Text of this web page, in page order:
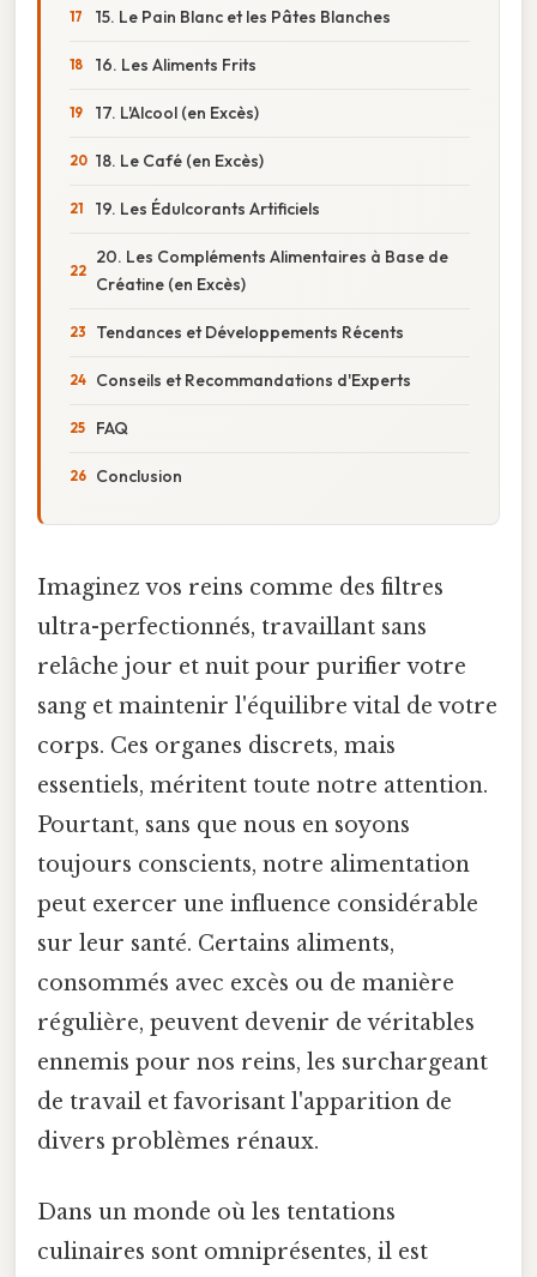
15. Le Pain Blanc et les Pâtes Blanches
16. Les Aliments Frits
17. L'Alcool (en Excès)
18. Le Café (en Excès)
19. Les Édulcorants Artificiels
20. Les Compléments Alimentaires à Base de
Créatine (en Excès)
Tendances et Développements Récents
Conseils et Recommandations d'Experts
FAQ
Conclusion
Imaginez vos reins comme des filtres
ultra-perfectionnés, travaillant sans
relâche jour et nuit pour purifier votre
sang et maintenir l'équilibre vital de votre
corps. Ces organes discrets, mais
essentiels, méritent toute notre attention.
Pourtant, sans que nous en soyons
toujours conscients, notre alimentation
peut exercer une influence considérable
sur leur santé. Certains aliments,
consommés avec excès ou de manière
régulière, peuvent devenir de véritables
ennemis pour nos reins, les surchargeant
de travail et favorisant l'apparition de
divers problèmes rénaux.
Dans un monde où les tentations
culinaires sont omniprésentes, il est